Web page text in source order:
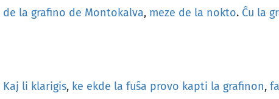
de la grafino de Montokalva, meze de la nokto. Ĉu la
Kaj li klarigis, ke ekde la fuŝa provo kapti la grafinon,